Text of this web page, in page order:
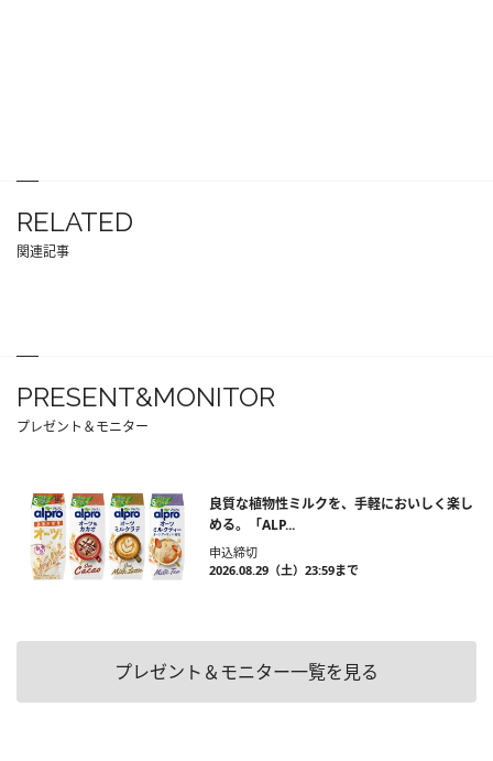
RELATED
関連記事
PRESENT&MONITOR
プレゼント＆モニター
良質な植物性ミルクを、手軽においしく楽し
める。「ALP...
申込締切
2026.08.29（土）23:59まで
プレゼント＆モニター一覧を見る